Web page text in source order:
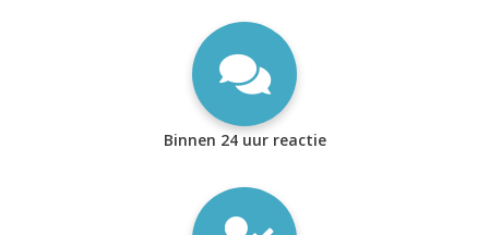
Binnen 24 uur reactie